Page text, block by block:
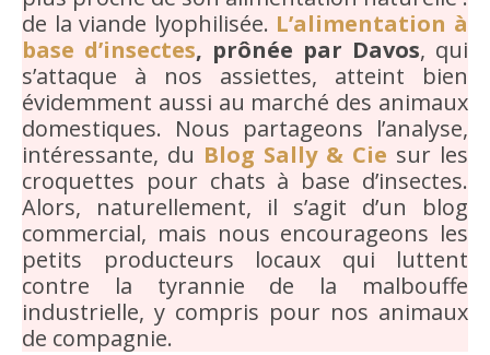
de la viande lyophilisée. L’alimentation à
base d’insectes, prônée par Davos, qui
s’attaque à nos assiettes, atteint bien
évidemment aussi au marché des animaux
domestiques. Nous partageons l’analyse,
intéressante, du Blog Sally & Cie sur les
croquettes pour chats à base d’insectes.
Alors, naturellement, il s’agit d’un blog
commercial, mais nous encourageons les
petits producteurs locaux qui luttent
contre la tyrannie de la malbouffe
industrielle, y compris pour nos animaux
de compagnie.